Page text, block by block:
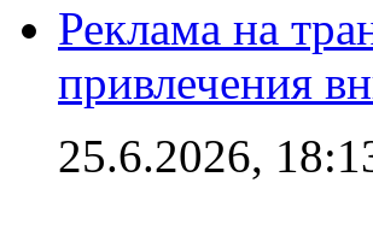
Реклама на
привлечения
25.6.2026,